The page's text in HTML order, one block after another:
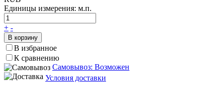
Единицы измерения: м.п.
+ -
В корзину
В избранное
К сравнению
Самовывоз: Возможен
Условия доставки